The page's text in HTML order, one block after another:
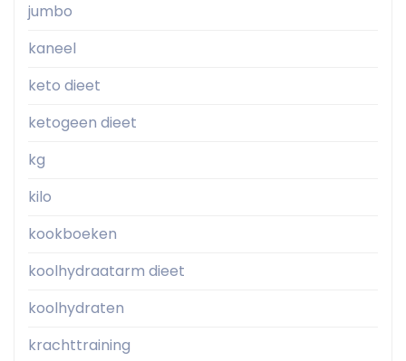
jumbo
kaneel
keto dieet
ketogeen dieet
kg
kilo
kookboeken
koolhydraatarm dieet
koolhydraten
krachttraining